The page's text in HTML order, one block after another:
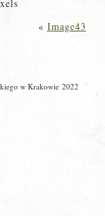
« Image43
w Krakowie 2022